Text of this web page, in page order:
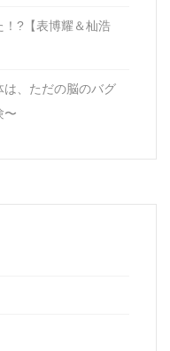
?【表博耀＆杣浩
は、ただの脳のバグ
〜